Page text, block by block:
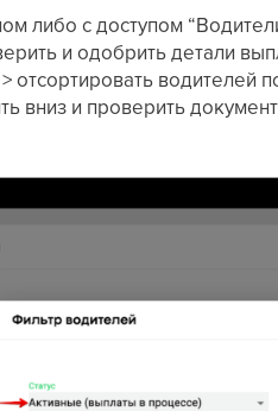
либо с доступом
и одобрить детали
отсортировать водителей
вниз и проверить